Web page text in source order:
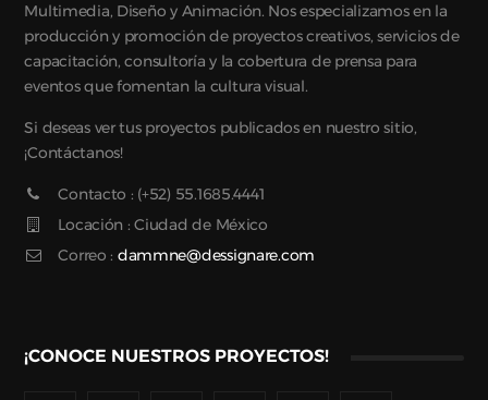
Multimedia, Diseño y Animación. Nos especializamos en la
producción y promoción de proyectos creativos, servicios de
capacitación, consultoría y la cobertura de prensa para
eventos que fomentan la cultura visual.
Si deseas ver tus proyectos publicados en nuestro sitio,
¡Contáctanos!
Contacto : (+52) 55.1685.4441
Locación : Ciudad de México
Correo : dammne@dessignare.com
¡CONOCE NUESTROS PROYECTOS!